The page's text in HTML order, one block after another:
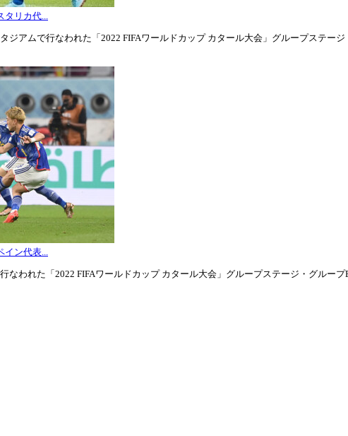
タリカ代...
ジアムで行なわれた「2022 FIFAワールドカップ カタール大会」グループステージ
イン代表...
なわれた「2022 FIFAワールドカップ カタール大会」グループステージ・グループ